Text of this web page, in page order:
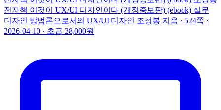
전자책 이것이 UX/UI 디자인이다 (개정증보판) (ebook) 실무
디자인 방법론으로서의 UX/UI 디자인 조성봉 지음 · 524쪽 ·
2026-04-10 · 초급 28,000원